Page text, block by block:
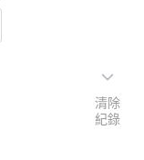
清除
紀錄